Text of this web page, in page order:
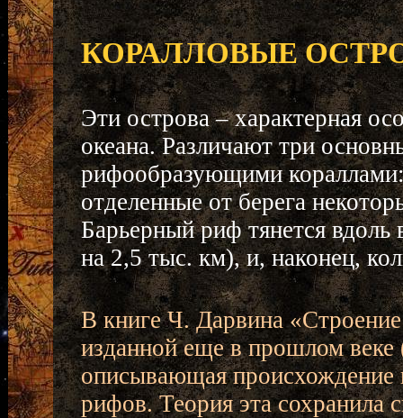
КОРАЛЛОВЫЕ
Эти острова – характерная
океана. Различают три
рифообразующими
отделенные от берега
Барьерный риф тянется вдоль
на 2,5 тыс. км), и, наконец,
В книге Ч. Дарвина
изданной еще в прошлом веке
описывающая происхождение
рифов. Теория эта сохранила